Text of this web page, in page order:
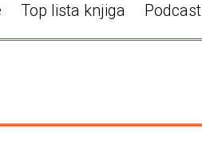
Top lista knjiga Podcast